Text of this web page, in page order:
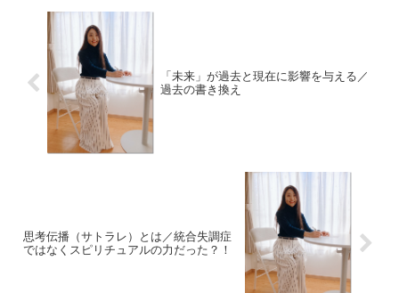
「未来」が過去と現在に影響を与える／
過去の書き換え
思考伝播（サトラレ）とは／統合失調症
ではなくスピリチュアルの力だった？！